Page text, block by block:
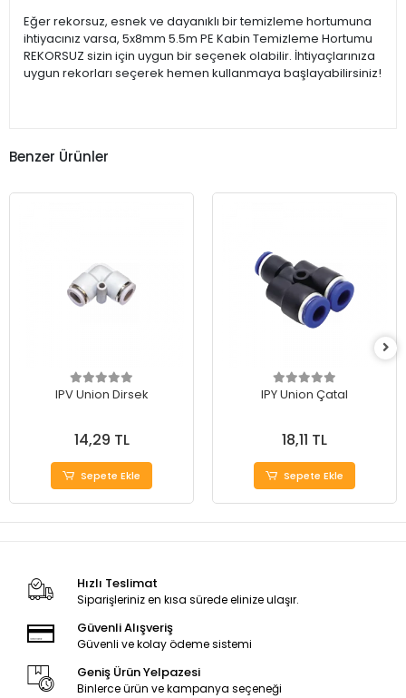
Eğer rekorsuz, esnek ve dayanıklı bir temizleme hortumuna
ihtiyacınız varsa, 5x8mm 5.5m PE Kabin Temizleme Hortumu
REKORSUZ sizin için uygun bir seçenek olabilir. İhtiyaçlarınıza
uygun rekorları seçerek hemen kullanmaya başlayabilirsiniz!
Benzer Ürünler
IPV Union Dirsek
14,29 TL
Sepete Ekle
IPY Union Çatal
18,11 TL
Sepete Ekle
Hızlı Teslimat
Siparişleriniz en kısa sürede elinize ulaşır.
Güvenli Alışveriş
Güvenli ve kolay ödeme sistemi
Geniş Ürün Yelpazesi
Binlerce ürün ve kampanya seçeneği